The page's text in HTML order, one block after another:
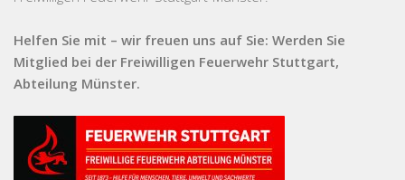
Helfen Sie mit – wir freuen uns auf Sie: Werden Sie
Mitglied bei der Freiwilligen Feuerwehr Stuttgart,
Abteilung Münster.